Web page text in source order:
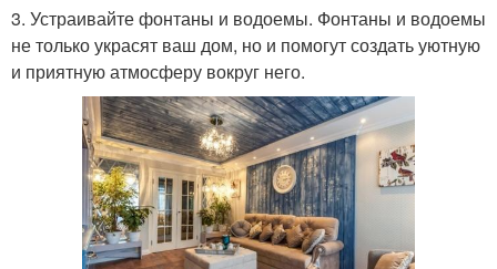
3. Устраивайте фонтаны и водоемы. Фонтаны и водоемы
не только украсят ваш дом, но и помогут создать уютную
и приятную атмосферу вокруг него.